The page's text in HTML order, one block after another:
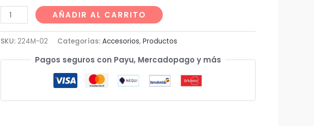
Papel
para
Planchar
AÑADIR AL CARRITO
SKU:224M-02 Categorías:Accesorios,Productos
Pagos seguros con Payu, Mercadopago y más